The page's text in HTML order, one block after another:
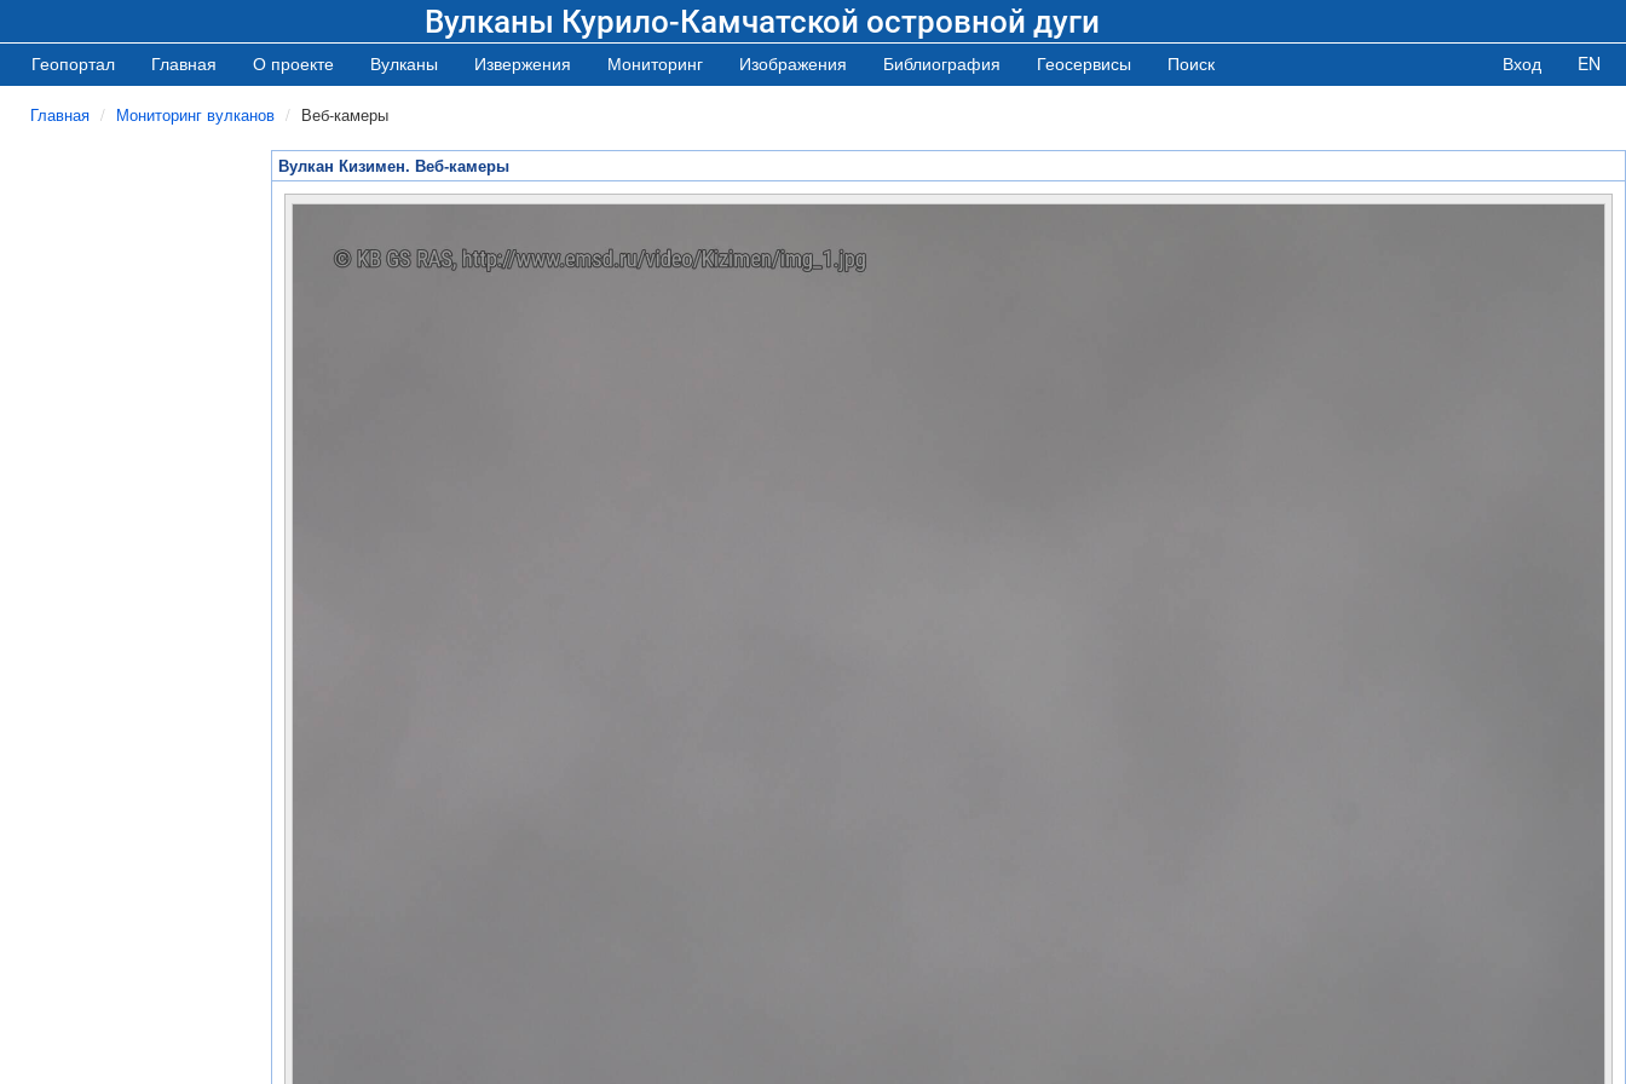
Вулканы Курило-Камчатской островной дуги
Геопортал Главная О проекте Вулканы Извержения Мониторинг Изображения Библиография Геосервисы Поиск Вход EN
Главная Мониторинг вулканов Веб-камеры
Вулкан Кизимен. Веб-камеры